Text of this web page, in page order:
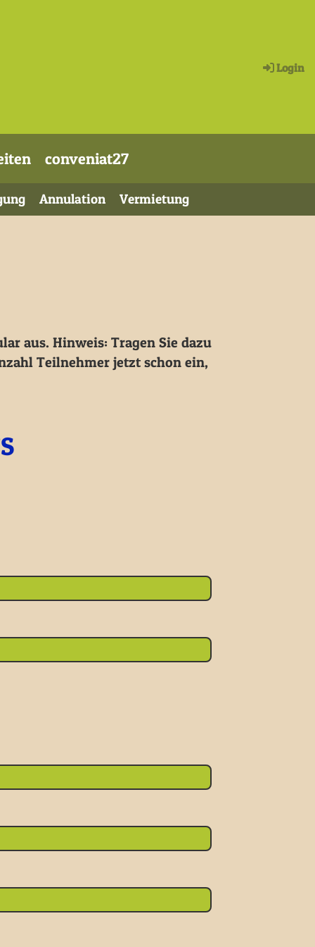
Login
conveniat27
Annulation Vermietung
aus. Hinweis: Tragen Sie dazu
Teilnehmer jetzt schon ein,